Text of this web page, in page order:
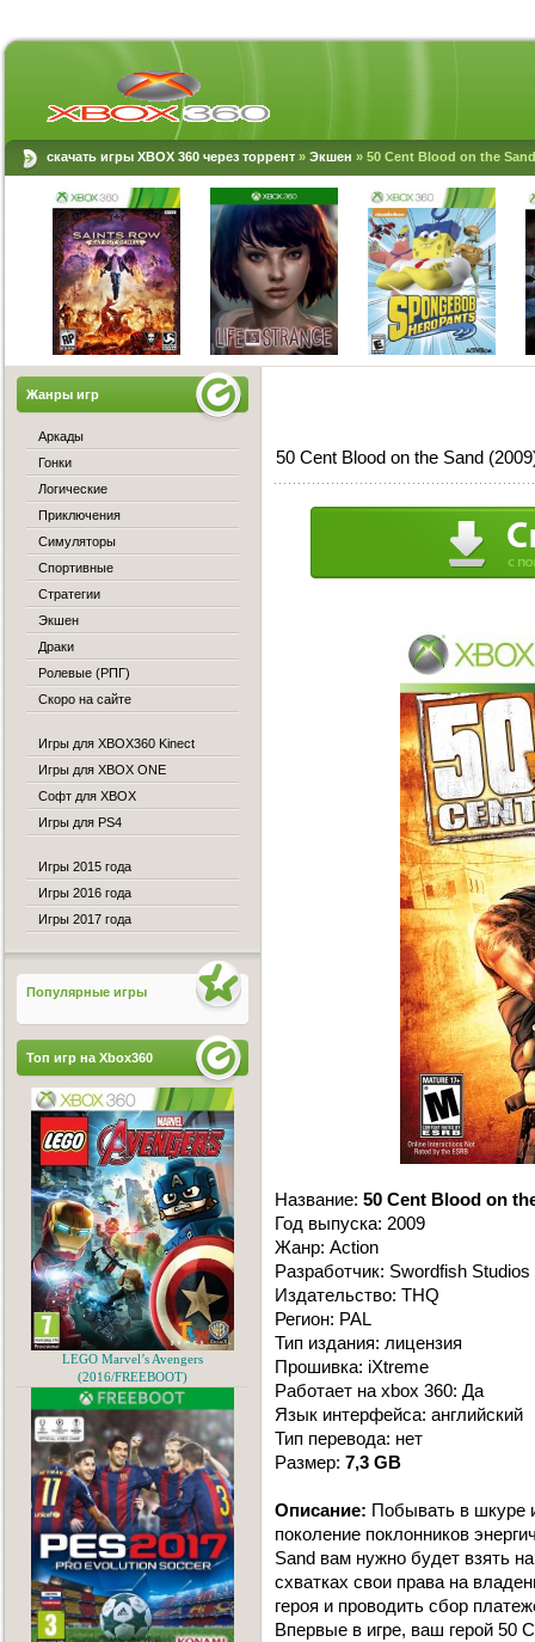
скачать игры XBOX 360 через торрент » Экшен » 50 Cent Blood on the
50 Cent Blood on the Sand
Название: 50 Cent Blood on
Год выпуска: 2009
Жанр: Action
Разработчик: Swordfish Studios
Издательство: THQ
Регион: PAL
Тип издания: лицензия
Прошивка: iXtreme
Работает на xbox 360: Да
Язык интерфейса: английский
Тип перевода: нет
Размер: 7,3 GB
Описание: Побывать в шкуре
поколение поклонников
Sand вам нужно будет взять
схватках свои права на
героя и проводить сбор
Впервые в игре, ваш герой 50
Жанры игр
Аркады
Гонки
Логические
Приключения
Симуляторы
Спортивные
Стратегии
Экшен
Драки
Ролевые (РПГ)
Скоро на сайте
Игры для XBOX360 Kinect
Игры для XBOX ONE
Софт для XBOX
Игры для PS4
Игры 2015 года
Игры 2016 года
Игры 2017 года
Популярные игры
Топ игр на Xbox360
LEGO Marvel’s Avengers
(2016/FREEBOOT)